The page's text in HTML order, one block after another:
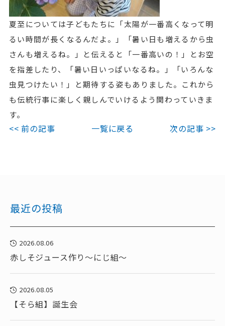
夏至については子どもたちに「太陽が一番高くなって明
るい時間が長くなるんだよ。」「暑い日も増えるから虫
さんも増えるね。」と伝えると「一番高いの！」とお空
を指差したり、「暑い日いっぱいなるね。」「いろんな
虫見つけたい！」と期待する姿もありました。これから
も伝統行事に楽しく親しんでいけるよう関わっていきま
す。
<< 前の記事 一覧に戻る 次の記事 >>
最近の投稿
2026.08.06
赤しそジュース作り～にじ組～
2026.08.05
【そら組】誕生会